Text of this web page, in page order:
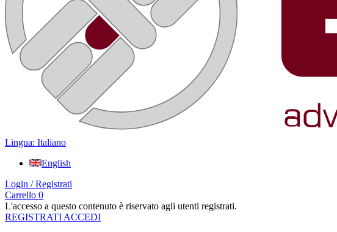
Lingua: Italiano
English
Login / Registrati
Carrello 0
L'accesso a questo contenuto è riservato agli utenti registrati.
REGISTRATI ACCEDI